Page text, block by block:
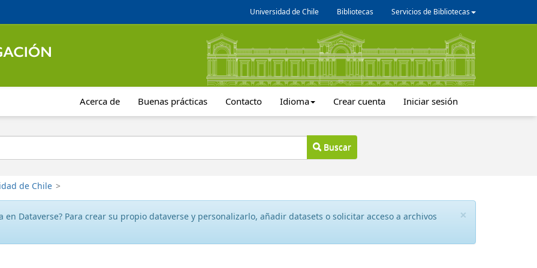
Universidad de Chile Bibliotecas Servicios de Bibliotecas
Acerca de Buenas prácticas Contacto Idioma Crear cuenta Iniciar sesión
Buscar
de Chile >
×
en Dataverse? Para crear su propio dataverse y personalizarlo, añadir datasets o solicitar acceso a archivos